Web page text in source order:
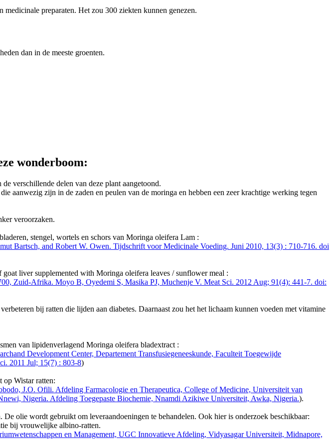
preparaten. Het zou 300 ziekten kunnen genezen.
dan in de meeste groenten.
wonderboom:
verschillende delen van deze plant aangetoond.
aanwezig zijn in de zaden en peulen van de moringa en hebben een zeer krachtige werking tegen
veroorzaken.
stengel, wortels en schors van Moringa oleifera Lam :
Bartsch, and Robert W. Owen. Tijdschrift voor Medicinale Voeding. Juni 2010, 13(3) : 710-716. doi
liver supplemented with Moringa oleifera leaves / sunflower meal :
Zuid-Afrika. Moyo B, Oyedemi S, Masika PJ, Muchenje V. Meat Sci. 2012 Aug; 91(4): 441-7. doi:
bij ratten die lijden aan diabetes. Daarnaast zou het het lichaam kunnen voeden met vitamine
van lipidenverlagend Moringa oleifera bladextract :
Development Center, Departement Transfusiegeneeskunde, Faculteit Toegewijde
2011 Jul; 15(7) : 803-8)
op Wistar ratten:
J.O. Ofili. Afdeling Farmacologie en Therapeutica, College of Medicine, Universiteit van
Nigeria. Afdeling Toegepaste Biochemie, Nnamdi Azikiwe Universiteit, Awka, Nigeria.).
olie wordt gebruikt om leveraandoeningen te behandelen. Ook hier is onderzoek beschikbaar:
bij vrouwelijke albino-ratten.
en Management, UGC Innovatieve Afdeling, Vidyasagar Universiteit, Midnapore,